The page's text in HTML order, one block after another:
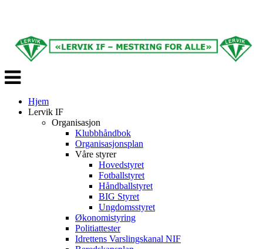
Veksle
navigasjon
Hjem
Lervik IF
Organisasjon
Klubbhåndbok
Organisasjonsplan
Våre styrer
Hovedstyret
Fotballstyret
Håndballstyret
BIG Styret
Ungdomsstyret
Økonomistyring
Politiattester
Idrettens Varslingskanal NIF